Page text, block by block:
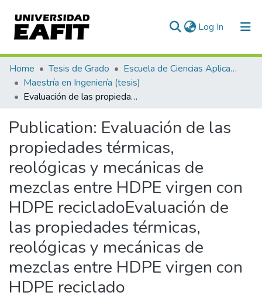
Log In (current)
Communities & Collections
All of DSpace
Home Tesis de Grado
Escuela de Ciencias Aplicadas e Ingeniería
Maestría en Ingeniería (tesis)
Evaluación de las propiedades térmicas, reológicas y mecánicas de mezclas entre HDPE virgen con HDPE recicladoEvaluación de las propiedades térmicas, reológicas y mecánicas de mezclas entre HDPE virgen con HDPE reciclado
Publication: Evaluación de las
propiedades térmicas,
reológicas y mecánicas de
mezclas entre HDPE virgen con
HDPE recicladoEvaluación de
las propiedades térmicas,
reológicas y mecánicas de
mezclas entre HDPE virgen con
HDPE reciclado